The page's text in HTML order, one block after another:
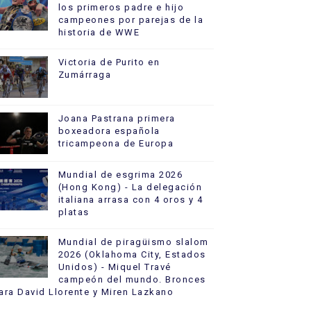
los primeros padre e hijo
campeones por parejas de la
historia de WWE
Victoria de Purito en
Zumárraga
Joana Pastrana primera
boxeadora española
tricampeona de Europa
Mundial de esgrima 2026
(Hong Kong) - La delegación
italiana arrasa con 4 oros y 4
platas
Mundial de piragüismo slalom
2026 (Oklahoma City, Estados
Unidos) - Miquel Travé
campeón del mundo. Bronces
David Llorente y Miren Lazkano